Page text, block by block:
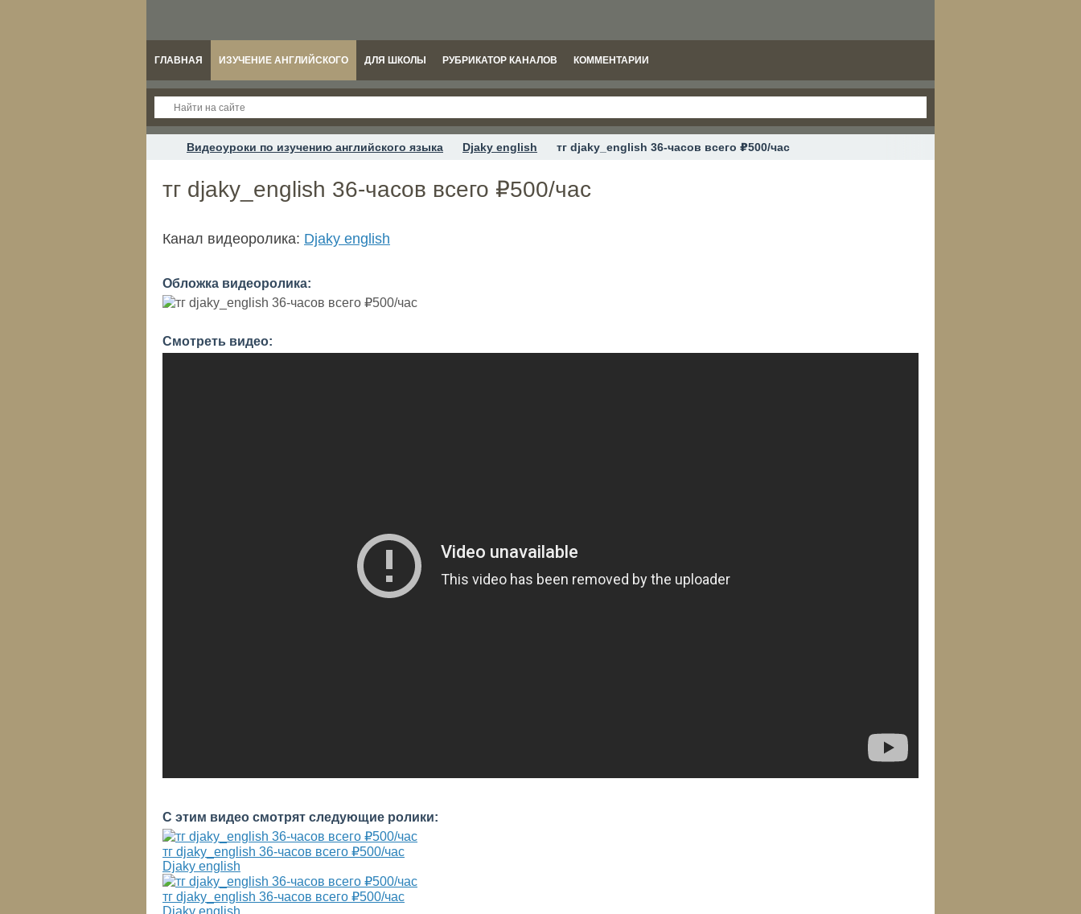
ГЛАВНАЯ ИЗУЧЕНИЕ АНГЛИЙСКОГО ДЛЯ ШКОЛЫ РУБРИКАТОР КАНАЛОВ КОММЕНТАРИИ
Видеоуроки по изучению английского языка Djaky english тг djaky_english 36-часов всего ₽500/час
тг djaky_english 36-часов всего ₽500/час
Канал видеоролика: Djaky english
Обложка видеоролика:
Смотреть видео:
С этим видео смотрят следующие ролики:
тг djaky_english 36-часов всего ₽500/час
Djaky english
тг djaky_english 36-часов всего ₽500/час
Djaky english